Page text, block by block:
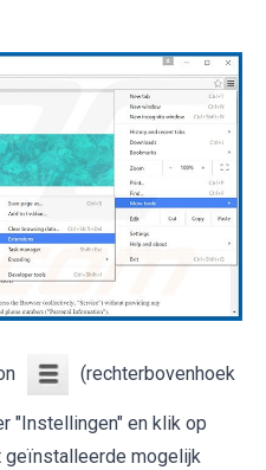
(rechterbovenhoek
"Instellingen" en klik op
geïnstalleerde mogelijk